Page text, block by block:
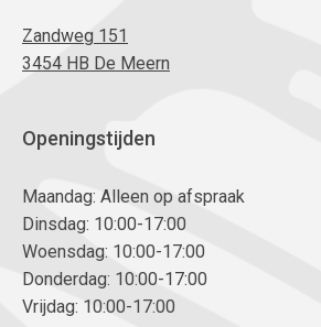
Zandweg 151
3454 HB De Meern
Openingstijden
Maandag: Alleen op afspraak
Dinsdag: 10:00-17:00
Woensdag: 10:00-17:00
Donderdag: 10:00-17:00
Vrijdag: 10:00-17:00